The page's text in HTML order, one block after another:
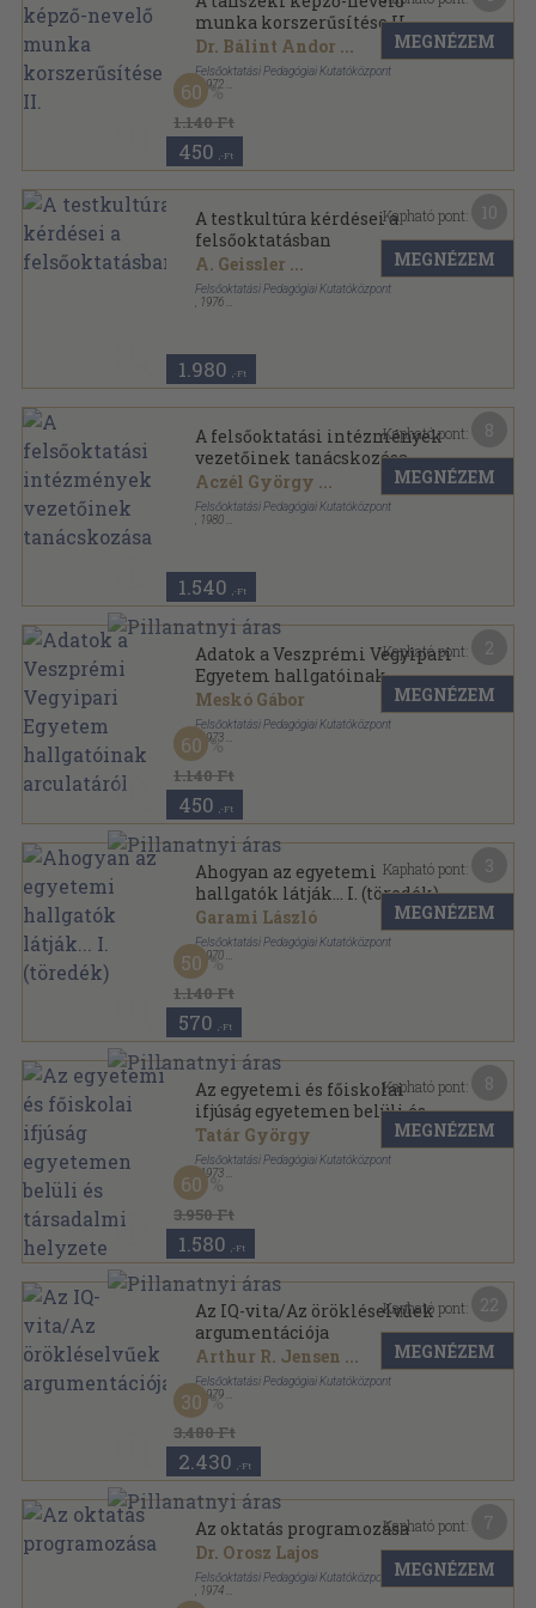
munka korszerűsítése II.
Dr. Bálint Andor ...
Felsőoktatási Pedagógiai Kutatóközpont
, 1972
Tűzött kötés
1.140 Ft
60
450 ,-Ft
MEGNÉZEM
A testkultúra kérdései a
felsőoktatásban
A. Geissler ...
Felsőoktatási Pedagógiai Kutatóközpont
1976
1.980 ,-Ft
Kapható pont:
MEGNÉZEM
A felsőoktatási intézmények
vezetőinek tanácskozása
Aczél György ...
Felsőoktatási Pedagógiai Kutatóközpont
1980
1.540 ,-Ft
Kapható pont:
MEGNÉZEM
Adatok a Veszprémi Vegyipari
Egyetem hallgatóinak
arculatáról
Meskó Gábor
Felsőoktatási Pedagógiai Kutatóközpont
, 1973
Ragasztott papírkötés
1.140 Ft
60
450 ,-Ft
Kapható pont:
MEGNÉZEM
Ahogyan az egyetemi
hallgatók látják... I. (töredék)
Garami László
Felsőoktatási Pedagógiai Kutatóközpont
, 1970
Ragasztott papírkötés
Felsőoktatási pedagógiai tanulmányok sorozat
1.140 Ft
50
570 ,-Ft
Kapható pont:
MEGNÉZEM
Az egyetemi és főiskolai
ifjúság egyetemen belüli és
társadalmi helyzete
Tatár György
Felsőoktatási Pedagógiai Kutatóközpont
1973
Tűzött kötés
3.950 Ft
60
1.580 ,-Ft
Kapható pont:
MEGNÉZEM
Az IQ-vita/Az örökléselvűek
argumentációja
Arthur R. Jensen ...
Felsőoktatási Pedagógiai Kutatóközpont
, 1979
Ragasztott papírkötés
3.480 Ft
30
2.430 ,-Ft
Kapható pont:
MEGNÉZEM
Az oktatás programozása
Dr. Orosz Lajos
Felsőoktatási Pedagógiai Kutatóközpont
1974
Tűzött kötés
Kapható pont:
MEGNÉZEM